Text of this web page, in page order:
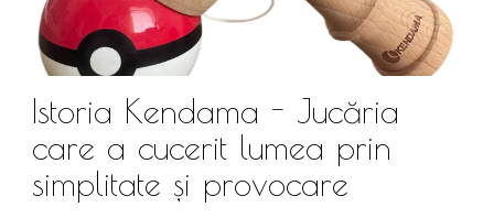
Istoria Kendama - Jucăria
care a cucerit lumea prin
simplitate și provocare